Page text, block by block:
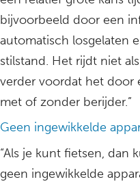
bijvoorbeeld door een
automatisch losgelaten
stilstand. Het rijdt niet
verder voordat het door
met of zonder berijder.”
Geen ingewikkelde
“Als je kunt fietsen, dan
geen ingewikkelde